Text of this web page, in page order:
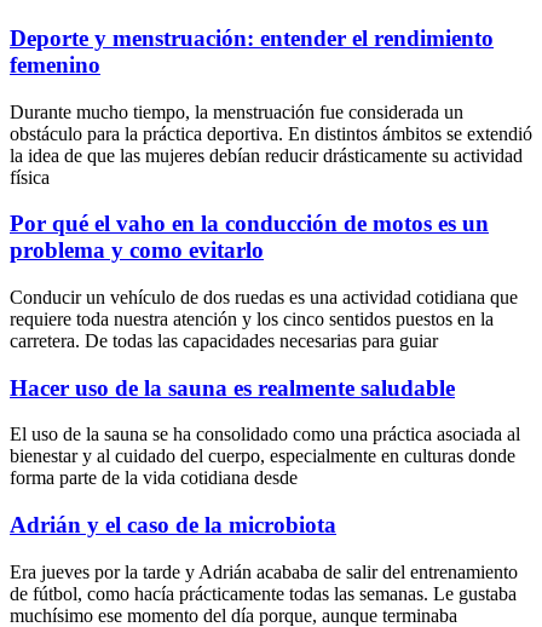
Deporte y menstruación: entender el rendimiento
femenino
Durante mucho tiempo, la menstruación fue considerada un
obstáculo para la práctica deportiva. En distintos ámbitos se extendió
la idea de que las mujeres debían reducir drásticamente su actividad
física
Por qué el vaho en la conducción de motos es un
problema y como evitarlo
Conducir un vehículo de dos ruedas es una actividad cotidiana que
requiere toda nuestra atención y los cinco sentidos puestos en la
carretera. De todas las capacidades necesarias para guiar
Hacer uso de la sauna es realmente saludable
El uso de la sauna se ha consolidado como una práctica asociada al
bienestar y al cuidado del cuerpo, especialmente en culturas donde
forma parte de la vida cotidiana desde
Adrián y el caso de la microbiota
Era jueves por la tarde y Adrián acababa de salir del entrenamiento
de fútbol, como hacía prácticamente todas las semanas. Le gustaba
muchísimo ese momento del día porque, aunque terminaba